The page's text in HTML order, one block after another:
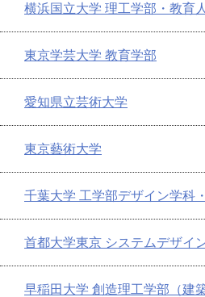
横浜国立大学 理工学部・教育
東京学芸大学 教育学部
愛知県立芸術大学
東京藝術大学
千葉大学 工学部デザイン学科
首都大学東京 システムデザイ
早稲田大学 創造理工学部（建築